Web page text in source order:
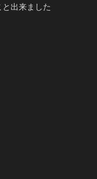
出来ました